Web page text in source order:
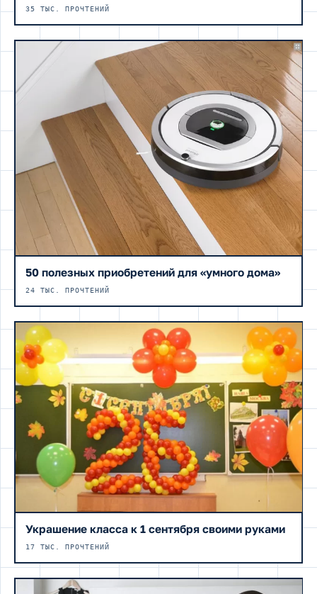
35 ТЫС. ПРОЧТЕНИЙ
50 полезных приобретений для «умного дома»
24 ТЫС. ПРОЧТЕНИЙ
Украшение класса к 1 сентября своими руками
17 ТЫС. ПРОЧТЕНИЙ